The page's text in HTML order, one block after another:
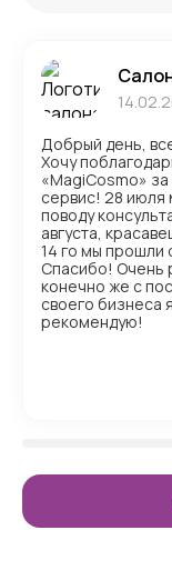
Добрый день,
Хочу
«MagiCosmo»
сервис! 28 июля
поводу
августа,
14 го мы
Спасибо! Очень
конечно же с
своего бизнеса
рекомендую!